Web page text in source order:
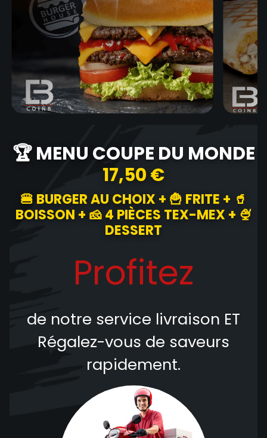
🏆 MENU COUPE DU MONDE
17,50 €
🍔 BURGER AU CHOIX + 🍟 FRITE + 🥤
BOISSON + 🧀 4 PIÈCES TEX-MEX + 🍨
DESSERT
Profitez
de notre service livraison ET
Régalez-vous de saveurs
rapidement.